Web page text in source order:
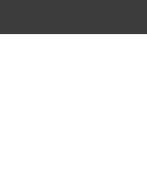
al